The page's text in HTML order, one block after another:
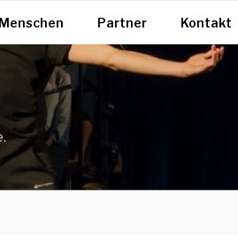
Partner Kontakt